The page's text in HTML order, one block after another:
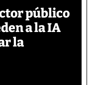
público
a la IA
la